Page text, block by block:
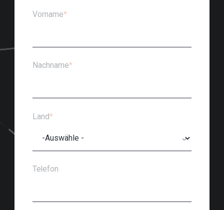
Vorname*
Nachname*
Land*
Telefon